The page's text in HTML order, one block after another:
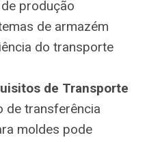
produção
de armazém
do transporte
de Transporte
de transferência
moldes pode